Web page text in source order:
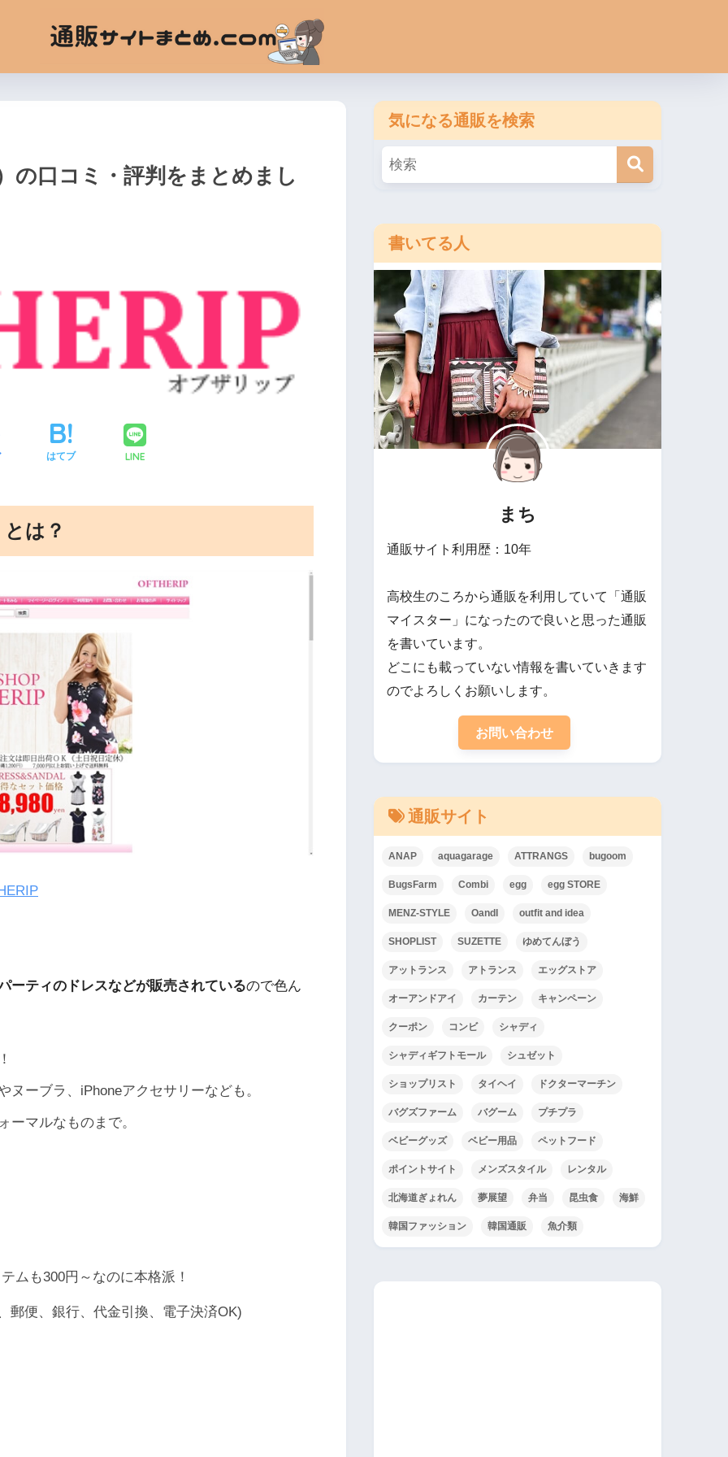
の口コミ・評判をまとめまし
はてブ LINE
は？
ーティのドレスなどが販売されているので色ん
ーブラ、iPhoneアクセサリーなども。
ーマルなものまで。
ムも300円～なのに本格派！
便、銀行、代金引換、電子決済OK)
気になる通販を検索
書いてる人
まち
通販サイト利用歴：10年
高校生のころから通販を利用していて「通販
マイスター」になったので良いと思った通販
を書いています。
どこにも載っていない情報を書いていきます
のでよろしくお願いします。
お問い合わせ
通販サイト
ANAP aquagarage ATTRANGS bugoom
BugsFarm Combi egg egg STORE
MENZ-STYLE OandI outfit and idea
SHOPLIST SUZETTE ゆめてんぼう
アットランス アトランス エッグストア
オーアンドアイ カーテン キャンペーン
クーポン コンビ シャディ
シャディギフトモール シュゼット
ショップリスト タイヘイ ドクターマーチン
バグズファーム バグーム プチプラ
ベビーグッズ ベビー用品 ペットフード
ポイントサイト メンズスタイル レンタル
北海道ぎょれん 夢展望 弁当 昆虫食 海鮮
韓国ファッション 韓国通販 魚介類